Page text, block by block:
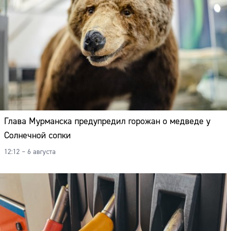
Глава Мурманска предупредил горожан о медведе у
Солнечной сопки
12:12 – 6 августа